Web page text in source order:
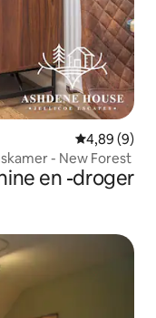
Gemiddelde
4,89 (9)
- New Forest
en -droger